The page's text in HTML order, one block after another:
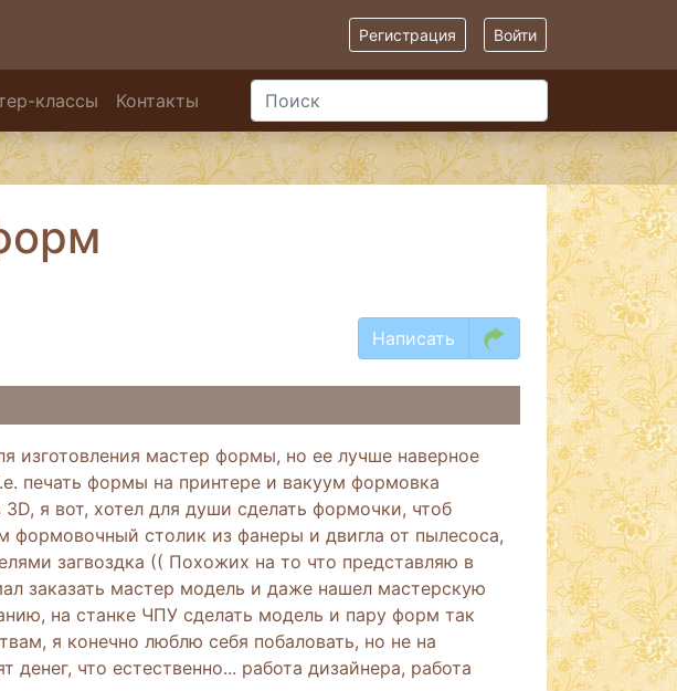
Регистрация Войти
классы Контакты
Написать
изготовления мастер формы, но ее лучше наверное
печать формы на принтере и вакуум формовка
я вот, хотел для души сделать формочки, чтоб
столик из фанеры и двигла от пылесоса,
загвоздка (( Похожих на то что представляю в
заказать мастер модель и даже нашел мастерскую
на станке ЧПУ сделать модель и пару форм так
я конечно люблю себя побаловать, но не на
что естественно... работа дизайнера, работа